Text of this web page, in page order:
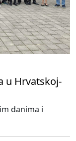
u Hrvatskoj-
danima i